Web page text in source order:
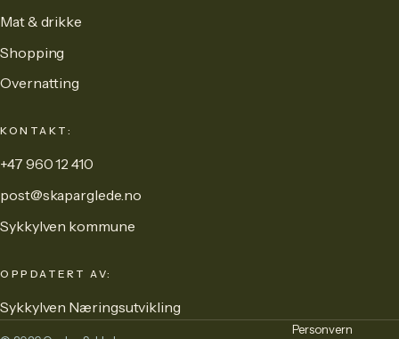
Mat & drikke
Shopping
Overnatting
KONTAKT:
+47 960 12 410
post@skaparglede.no
Sykkylven kommune
OPPDATERT AV:
Sykkylven Næringsutvikling
Personvern